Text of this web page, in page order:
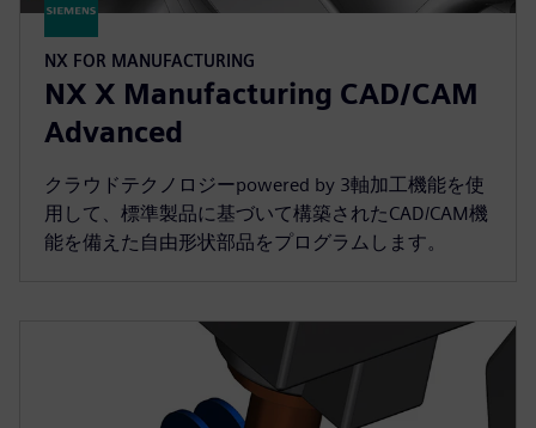
NX FOR MANUFACTURING
NX X Manufacturing CAD/CAM
Advanced
クラウドテクノロジーpowered by 3軸加工機能を使
用して、標準製品に基づいて構築されたCAD/CAM機
能を備えた自由形状部品をプログラムします。